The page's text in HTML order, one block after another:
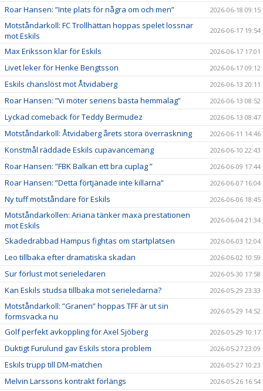
Roar Hansen: ”Inte plats för några om och men” 2026-06-18 09:15
Motståndarkoll: FC Trollhättan hoppas spelet lossnar
mot Eskils
2026-06-17 19:54
Max Eriksson klar för Eskils 2026-06-17 17:01
Livet leker för Henke Bengtsson 2026-06-17 09:12
Eskils chanslöst mot Åtvidaberg 2026-06-13 20:11
Roar Hansen: ”Vi möter seriens bästa hemmalag” 2026-06-13 08:52
Lyckad comeback för Teddy Bermudez 2026-06-13 08:47
Motståndarkoll: Åtvidaberg årets stora överraskning 2026-06-11 14:46
Konstmål räddade Eskils cupavancemang 2026-06-10 22:43
Roar Hansen: ”FBK Balkan ett bra cuplag ” 2026-06-09 17:44
Roar Hansen: ”Detta förtjänade inte killarna” 2026-06-07 16:04
Ny tuff motståndare för Eskils 2026-06-06 18:45
Motståndarkollen: Ariana tänker maxa prestationen
mot Eskils
2026-06-04 21:34
Skadedrabbad Hampus fightas om startplatsen 2026-06-03 12:04
Leo tillbaka efter dramatiska skadan 2026-06-02 10:59
Sur förlust mot serieledaren 2026-05-30 17:58
Kan Eskils studsa tillbaka mot serieledarna? 2026-05-29 23:33
Motståndarkoll: ”Granen” hoppas TFF är ut sin
formsvacka nu
2026-05-29 14:52
Golf perfekt avkoppling för Axel Sjöberg 2026-05-29 10:17
Duktigt Furulund gav Eskils stora problem 2026-05-27 23:09
Eskils trupp till DM-matchen 2026-05-27 10:23
Melvin Larssons kontrakt förlängs 2026-05-26 16:54